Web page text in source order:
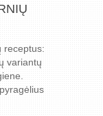
receptus:
variantų